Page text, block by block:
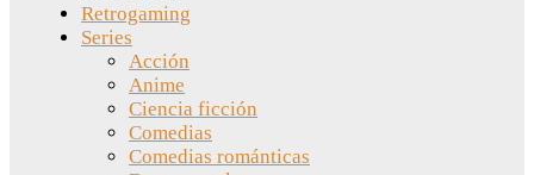
Retrogaming
Series
Acción
Anime
Ciencia ficción
Comedias
Comedias románticas